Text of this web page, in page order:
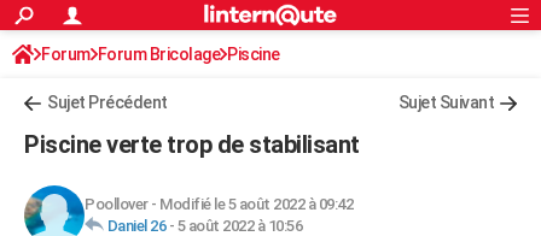
ACTUALITÉS
Politique
Société
Faits Divers
Education
Monde
Villes
+
Retraite
Impôts
Epargne
Immobilier
Risques naturels par ville
Banque
Assurance
Crédit
AUTO
S'inscrire
Connexion
Forum Forum Bricolage Piscine
Sujet Précédent Sujet Suivant
Piscine verte trop de stabilisant
Poollover- Modifié le 5 août 2022 à 09:42
Daniel 26- 5 août 2022 à 10:56